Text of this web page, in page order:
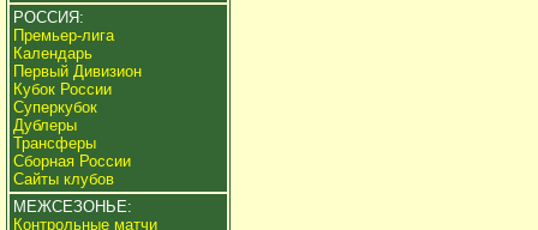
РОССИЯ:
Премьер-лига
Календарь
Первый Дивизион
Кубок России
Суперкубок
Дублеры
Трансферы
Сборная России
Сайты клубов
МЕЖСЕЗОНЬЕ:
Контрольные матчи